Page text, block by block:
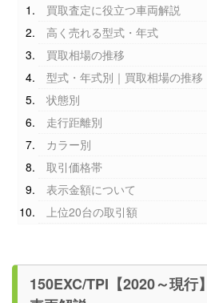
買取査定に役立つ車両解説
高く売れる型式・年式
買取相場の推移
型式・年式別｜買取相場の推移
状態別
走行距離別
カラー別
取引価格帯
表示金額について
上位20台の取引額
150EXC/TPI【2020～現行】 買取査定に役立つ